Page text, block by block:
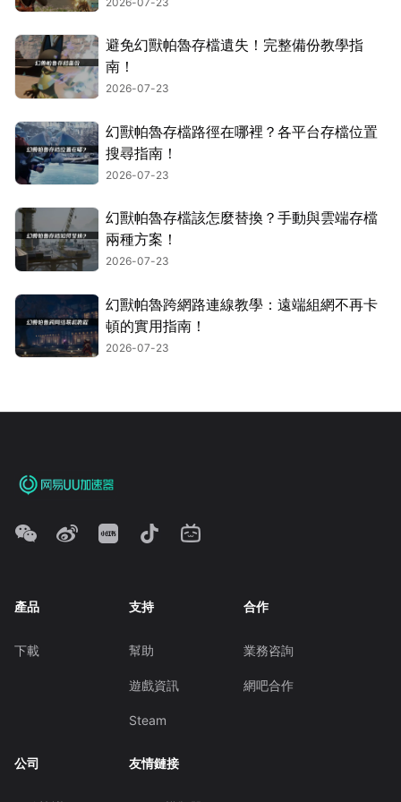
避免幻獸帕魯存檔遺失！完整備份教學指
南！
2026-07-23
幻獸帕魯存檔路徑在哪裡？各平台存檔位置
搜尋指南！
2026-07-23
幻獸帕魯存檔該怎麼替換？手動與雲端存檔
兩種方案！
2026-07-23
幻獸帕魯跨網路連線教學：遠端組網不再卡
頓的實用指南！
2026-07-23
產品
下載
支持
幫助
遊戲資訊
Steam
合作
業務咨詢
網吧合作
公司 友情鏈接